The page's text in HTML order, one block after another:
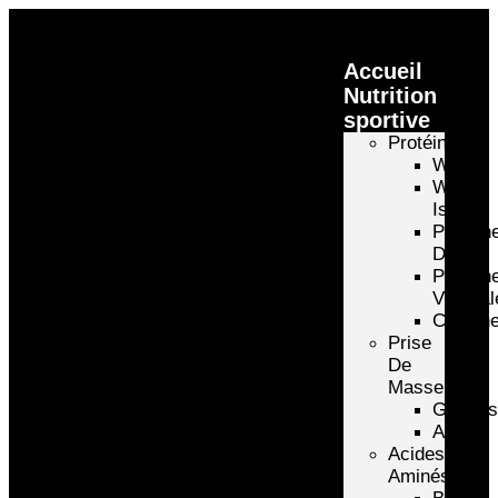
Accueil
Nutrition
sportive
Protéines
Whey
Whey
Isolate
D’oeuf
Prise
De
Masse
Gainers
Autre
Acides
Aminés